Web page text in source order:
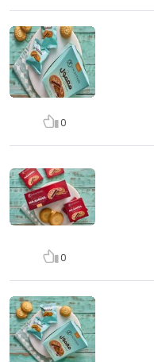
0
0